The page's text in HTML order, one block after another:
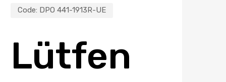
Code: DPO 441-1913R-UE
Lütfen